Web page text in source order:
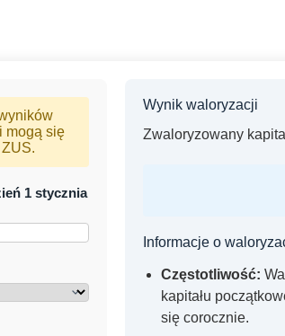
mogą się
1 stycznia
Wynik waloryzacji
Zwaloryzowany
Informacje o
Częstotliwość:
kapitału
się corocznie.